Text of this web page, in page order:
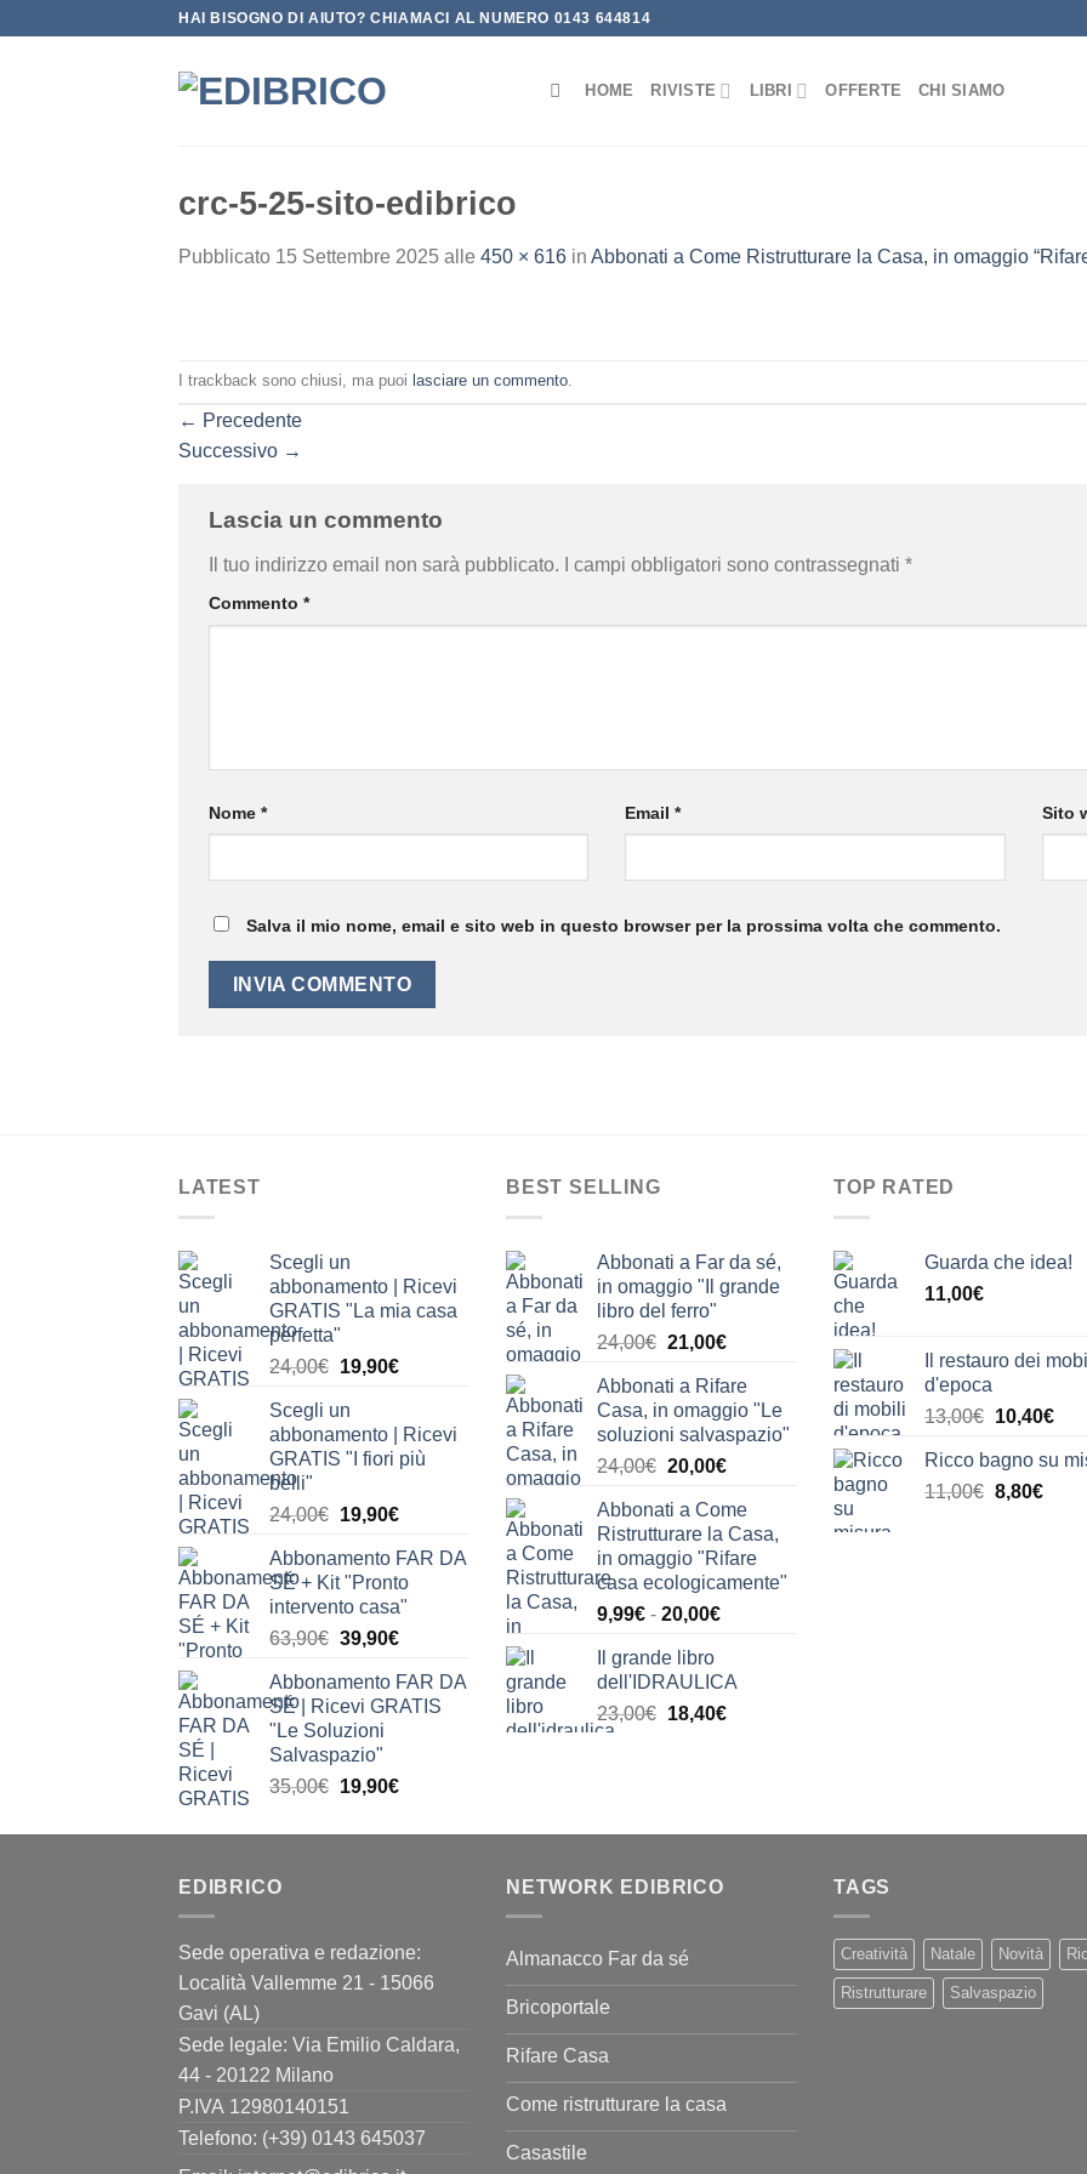
HAI BISOGNO DI AIUTO? CHIAMACI AL NUMERO 0143 644814
HOME RIVISTE LIBRI OFFERTE CHI SIAMO
crc-5-25-sito-edibrico
Pubblicato 15 Settembre 2025 alle 450 × 616 in Abbonati a Come Ristrutturare la Casa, in omaggio
I trackback sono chiusi, ma puoi lasciare un commento
← Precedente
Successivo →
Lascia un commento
Il tuo indirizzo email non sarà pubblicato. I campi obbligatori sono contrassegnati *
Commento *
Nome * Email* Sito
Salva il mio nome, email e sito web in questo browser per la prossima volta che commento.
LATEST
Scegli un
abbonamento | Ricevi
GRATIS "La mia casa
perfetta"
24,00€ Il
originale
era:
24,00€.
19,90€Il
è:
19,90€.
Scegli un
abbonamento | Ricevi
GRATIS "I fiori più
belli"
24,00€ Il
originale
era:
24,00€.
19,90€Il
attuale
è:
19,90€.
Abbonamento FAR DA
SÉ + Kit "Pronto
intervento casa"
63,90€ Il
originale
era:
63,90€.
39,90€Il
attuale
è:
Abbonamento FAR DA
SÉ | Ricevi GRATIS
"Le Soluzioni
Salvaspazio"
35,00€ Il
originale
19,90€Il
attuale
BEST SELLING
Abbonati a Far da sé,
in omaggio "Il grande
libro del ferro"
24,00€ Il
originale
era:
24,00€.
21,00€Il
attuale
è:
21,00€.
Abbonati a Rifare
Casa, in omaggio "Le
soluzioni salvaspazio"
24,00€ Il
originale
era:
24,00€.
20,00€Il
attuale
è:
20,00€.
Abbonati a Come
Ristrutturare la Casa,
in omaggio "Rifare
casa ecologicamente"
9,99€ - 20,00€Fascia
da
9,99€
Il grande libro
dell'IDRAULICA
23,00€ Il
18,40€Il
TOP RATED
Guarda che idea!
11,00€
Il restauro dei
d'epoca
13,00€ Il
originale
era:
10,40€Il
Ricco bagno su
11,00€ Il
8,80€Il
EDIBRICO
Sede operativa e redazione:
Località Vallemme 21 - 15066
Gavi (AL)
Sede legale: Via Emilio Caldara,
44 - 20122 Milano
P.IVA 12980140151
Telefono: (+39) 0143 645037
NETWORK EDIBRICO
Almanacco Far da sé
Bricoportale
Rifare Casa
Come ristrutturare la casa
Casastile
TAGS
Creatività Natale Novità
Ristrutturare Salvaspazio